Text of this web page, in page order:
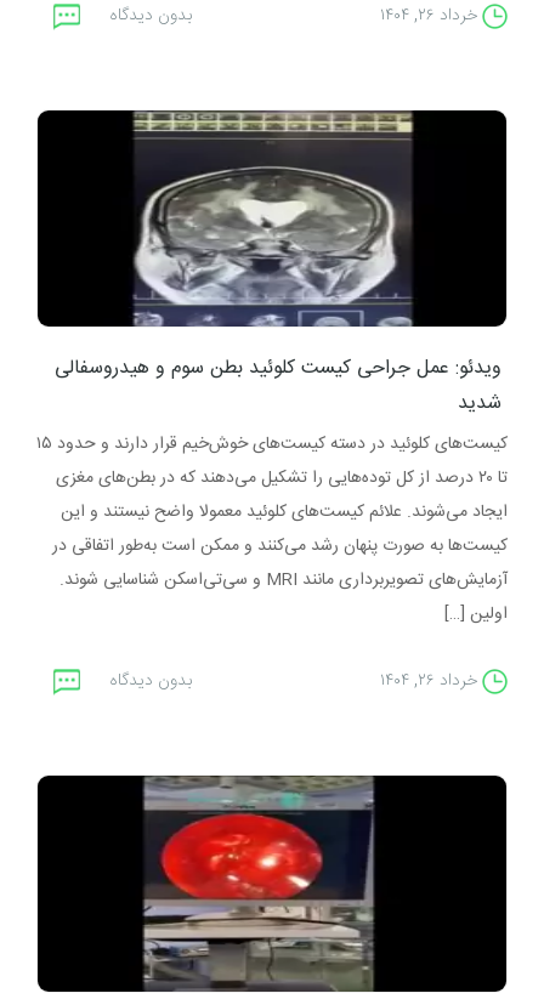
خرداد ۲۶, ۱۴۰۴ بدون دیدگاه
ویدئو: عمل جراحی کیست کلوئید بطن سوم و هیدروسفالی
شدید
کیست‌های کلوئید در دسته کیست‌های خوش‌خیم قرار دارند و حدود ۱۵
تا ۲۰ درصد از کل توده‌هایی را تشکیل می‌دهند که در بطن‌های مغزی
ایجاد می‌شوند. علائم کیست‌های کلوئید معمولا واضح نیستند و این
کیست‌ها به صورت پنهان رشد می‌کنند و ممکن است به‌طور اتفاقی در
آزمایش‌های تصویربرداری مانند MRI و سی‌تی‌اسکن شناسایی شوند.
اولین […]
خرداد ۲۶, ۱۴۰۴ بدون دیدگاه